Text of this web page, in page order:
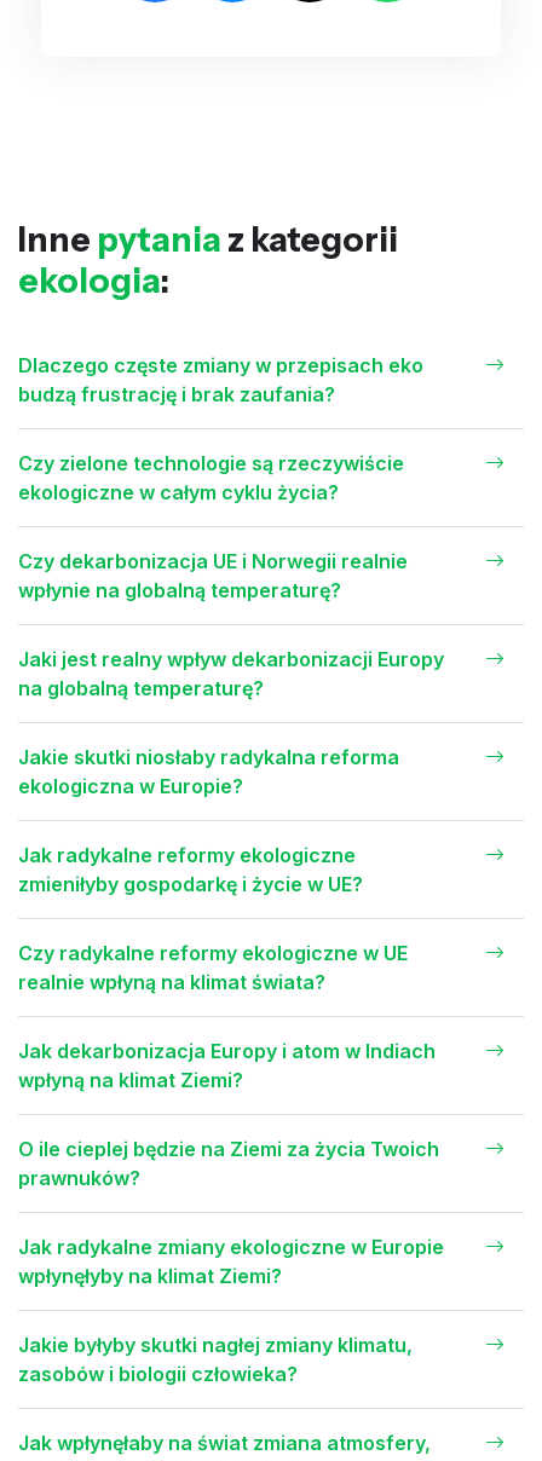
Inne pytania z kategorii
ekologia:
Dlaczego częste zmiany w przepisach eko
budzą frustrację i brak zaufania?
Czy zielone technologie są rzeczywiście
ekologiczne w całym cyklu życia?
Czy dekarbonizacja UE i Norwegii realnie
wpłynie na globalną temperaturę?
Jaki jest realny wpływ dekarbonizacji Europy
na globalną temperaturę?
Jakie skutki niosłaby radykalna reforma
ekologiczna w Europie?
Jak radykalne reformy ekologiczne
zmieniłyby gospodarkę i życie w UE?
Czy radykalne reformy ekologiczne w UE
realnie wpłyną na klimat świata?
Jak dekarbonizacja Europy i atom w Indiach
wpłyną na klimat Ziemi?
O ile cieplej będzie na Ziemi za życia Twoich
prawnuków?
Jak radykalne zmiany ekologiczne w Europie
wpłynęłyby na klimat Ziemi?
Jakie byłyby skutki nagłej zmiany klimatu,
zasobów i biologii człowieka?
Jak wpłynęłaby na świat zmiana atmosfery,